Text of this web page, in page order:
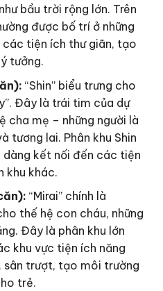
bầu trời rộng lớn. Trên
được bố trí ở những
các tiện ích thư giãn, tạo
tưởng.
“Shin” biểu trưng cho
Đây là trái tim của dự
cha mẹ – những người là
tương lai. Phân khu Shin
kết nối đến các tiện
khu khác.
“Mirai” chính là
thế hệ con cháu, những
Đây là phân khu lớn
khu vực tiện ích năng
sân trượt, tạo môi trường
trẻ.